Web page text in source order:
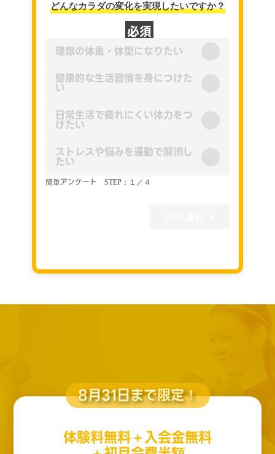
どんなカラダの変化を実現したいですか？
必須
理想の体重・体型になりたい
健康的な生活習慣を身につけた
い
日常生活で疲れにくい体力をつ
けたい
ストレスや悩みを運動で解消し
たい
簡単アンケート STEP：１／４
8月31日まで限定！
体験料無料＋入会金無料